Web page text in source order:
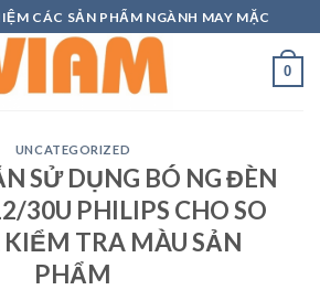
CÁC SẢN PHẨM NGÀNH MAY MẶC
0
UNCATEGORIZED
SỬ DỤNG BÓ NG ĐÈN
30U PHILIPS CHO SO
KIỂM TRA MÀU SẢN
PHẨM